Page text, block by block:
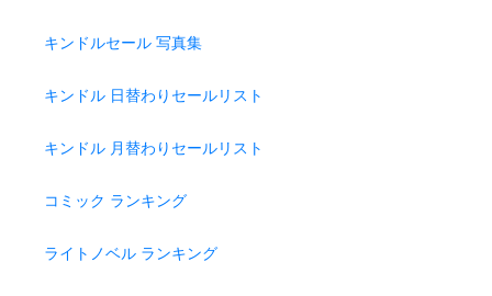
キンドルセール 写真集
キンドル 日替わりセールリスト
キンドル 月替わりセールリスト
コミック ランキング
ライトノベル ランキング